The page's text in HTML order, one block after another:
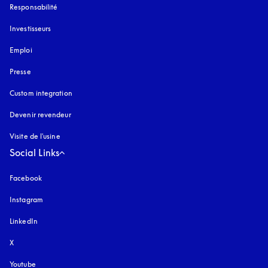
Responsabilité
Investisseurs
Emploi
Presse
Custom integration
Devenir revendeur
Visite de l'usine
Social Links
Facebook
Instagram
LinkedIn
X
Youtube